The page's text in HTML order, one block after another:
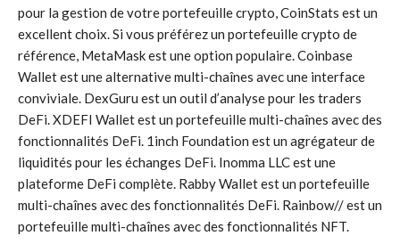
pour la gestion de votre portefeuille crypto, CoinStats est un
excellent choix. Si vous préférez un portefeuille crypto de
référence, MetaMask est une option populaire. Coinbase
Wallet est une alternative multi-chaînes avec une interface
conviviale. DexGuru est un outil d’analyse pour les traders
DeFi. XDEFI Wallet est un portefeuille multi-chaînes avec des
fonctionnalités DeFi. 1inch Foundation est un agrégateur de
liquidités pour les échanges DeFi. Inomma LLC est une
plateforme DeFi complète. Rabby Wallet est un portefeuille
multi-chaînes avec des fonctionnalités DeFi. Rainbow// est un
portefeuille multi-chaînes avec des fonctionnalités NFT.